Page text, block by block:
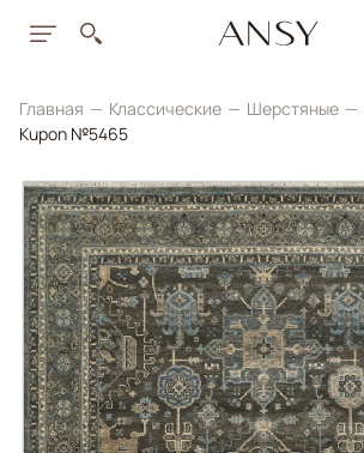
Главная Классические Шерстяные
Kupon №5465